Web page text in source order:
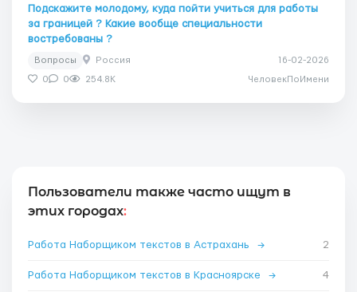
Подскажите молодому, куда пойти учиться для работы
за границей ? Какие вообще специальности
востребованы ?
Вопросы Россия 16-02-2026
0 0 254.8K ЧеловекПоИмени
Пользователи также часто ищут в
этих городах:
Работа Наборщиком текстов в Астрахань → 2
Работа Наборщиком текстов в Красноярске → 4